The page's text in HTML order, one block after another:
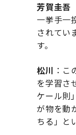
芳賀圭吾
一挙手一
されてい
す。
松川 ：
を学習さ
ケール則
が物を動
ちる」と